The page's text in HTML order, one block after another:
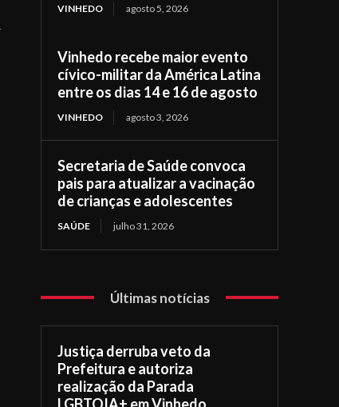
VINHEDO agosto 5, 2026
Vinhedo recebe maior evento
cívico-militar da América Latina
entre os dias 14 e 16 de agosto
VINHEDO agosto 3, 2026
Secretaria de Saúde convoca
pais para atualizar a vacinação
de crianças e adolescentes
SAÚDE julho 31, 2026
Últimas notícias
Justiça derruba veto da
Prefeitura e autoriza
realização da Parada